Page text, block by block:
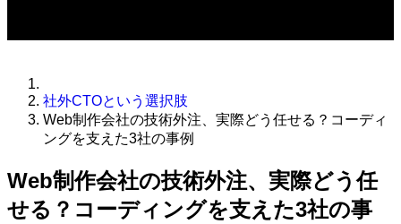
社外CTOという選択肢
Web制作会社の技術外注、実際どう任せる？コーディ
ングを支えた3社の事例
Web制作会社の技術外注、実際どう任
せる？コーディングを支えた3社の事